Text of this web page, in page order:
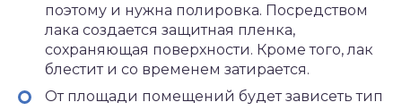
поэтому и нужна полировка. Посредством
лака создается защитная пленка,
сохраняющая поверхности. Кроме того, лак
блестит и со временем затирается.
От площади помещений будет зависеть тип